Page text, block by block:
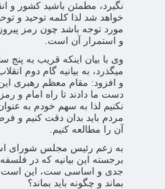
نگیرد، مطمئن باشید کشور و
خواهد شد لذا کلمه توحید و
مورد توجه باشد چون رمز
و استمرار آن است.
وی با بیان اینکه قریب به پنج
میگذرد، به بیانیه گام دوم
و افزود: مقام معظم رهبری
دست ما دادند تا راه امام و
نکنیم لذا به سهم خودم به
مردم باید بدان دقت کنیم و
آن را مطالعه کنیم.
به زعم رئیس مجلس شورای
برجسته این بیانیه که در
جدی و اساسی ست، این است
بماند و چگونه باید بماند؟